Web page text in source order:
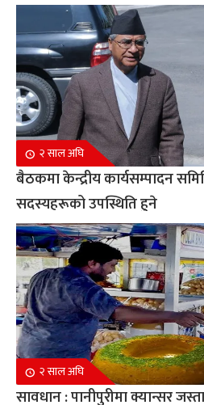
२ साल अघि
बैठकमा केन्द्रीय कार्यसम्पादन
सदस्यहरूको उपस्थिति हुने
२ साल अघि
सावधान : पानीपुरीमा क्यान्सर